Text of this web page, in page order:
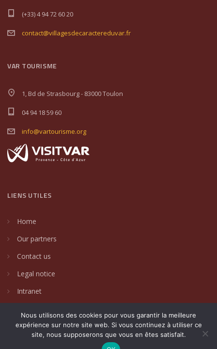
(+33) 4 94 72 60 20
contact@villagesdecaractereduvar.fr
VAR TOURISME
1, Bd de Strasbourg - 83000 Toulon
04 94 18 59 60
info@vartourisme.org
LIENS UTILES
Home
Our partners
Contact us
Legal notice
Intranet
2024 © Villages de caractère du Var. Un site créé parDAKIN
Communication Globale
Nous utilisons des cookies pour vous garantir la meilleure
expérience sur notre site web. Si vous continuez à utiliser ce
site, nous supposerons que vous en êtes satisfait.